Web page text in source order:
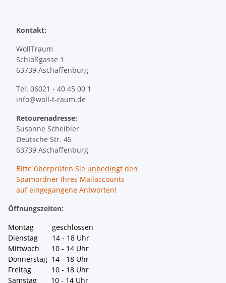
Kontakt:
WollTraum
Schloßgasse 1
63739 Aschaffenburg
Tel: 06021 - 40 45 00 1
info@woll-t-raum.de
Retourenadresse:
Susanne Scheibler
Deutsche Str. 45
63739 Aschaffenburg
Bitte überprüfen Sie unbedingt den
Spamordner Ihres Mailaccounts
auf eingegangene Antworten!
Öffnungszeiten:
Montag geschlossen
Dienstag 14 - 18 Uhr
Mittwoch 10 - 14 Uhr
Donnerstag 14 - 18 Uhr
Freitag 10 - 18 Uhr
Samstag 10 - 14 Uhr